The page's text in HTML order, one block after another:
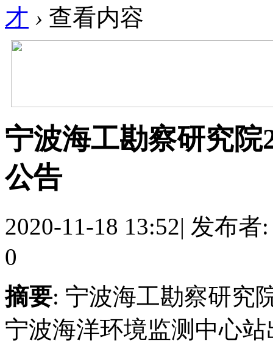
才 › 查看内容
宁波海工勘察研究院
公告
2020-11-18 13:52| 发布者
0
摘要: 宁波海工勘察研究
宁波海洋环境监测中心